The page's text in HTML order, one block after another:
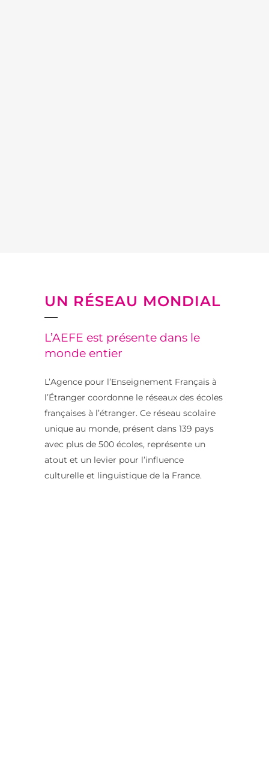
UN RÉSEAU MONDIAL
L’AEFE est présente dans le
monde entier
L’Agence pour l’Enseignement Français à
l’Étranger coordonne le réseaux des écoles
françaises à l’étranger. Ce réseau scolaire
unique au monde, présent dans 139 pays
avec plus de 500 écoles, représente un
atout et un levier pour l’influence
culturelle et linguistique de la France.